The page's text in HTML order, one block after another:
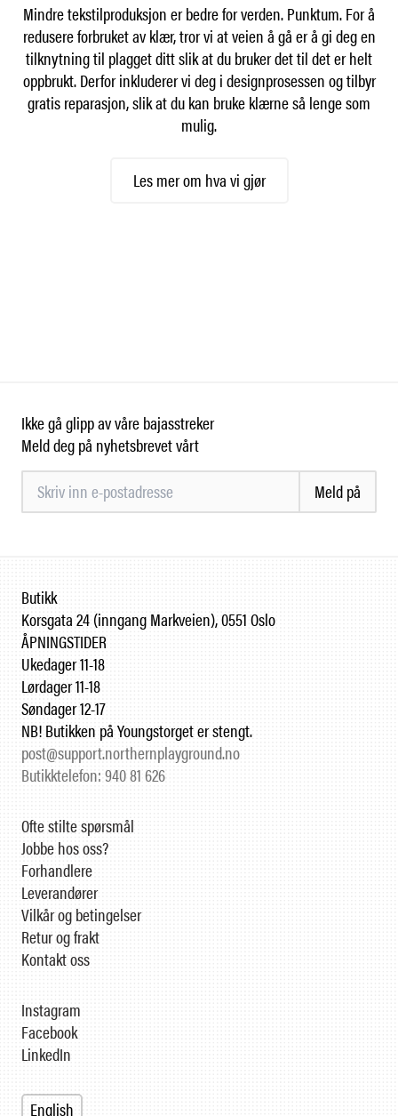
Mindre tekstilproduksjon er bedre for verden. Punktum. For å
redusere forbruket av klær, tror vi at veien å gå er å gi deg en
tilknytning til plagget ditt slik at du bruker det til det er helt
oppbrukt. Derfor inkluderer vi deg i designprosessen og tilbyr
gratis reparasjon, slik at du kan bruke klærne så lenge som
mulig.
Les mer om hva vi gjør
Ikke gå glipp av våre bajasstreker
Meld deg på nyhetsbrevet vårt
Meld på
Butikk
Korsgata 24 (inngang Markveien), 0551 Oslo
ÅPNINGSTIDER
Ukedager 11-18
Lørdager 11-18
Søndager 12-17
NB! Butikken på Youngstorget er stengt.
post@support.northernplayground.no
Butikktelefon: 940 81 626
Ofte stilte spørsmål
Jobbe hos oss?
Forhandlere
Leverandører
Vilkår og betingelser
Retur og frakt
Kontakt oss
Instagram
Facebook
LinkedIn
English